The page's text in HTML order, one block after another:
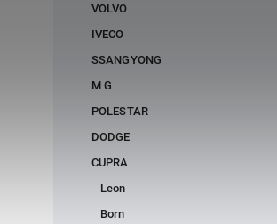
VOLVO
IVECO
SSANGYONG
M G
POLESTAR
DODGE
CUPRA
Leon
Born